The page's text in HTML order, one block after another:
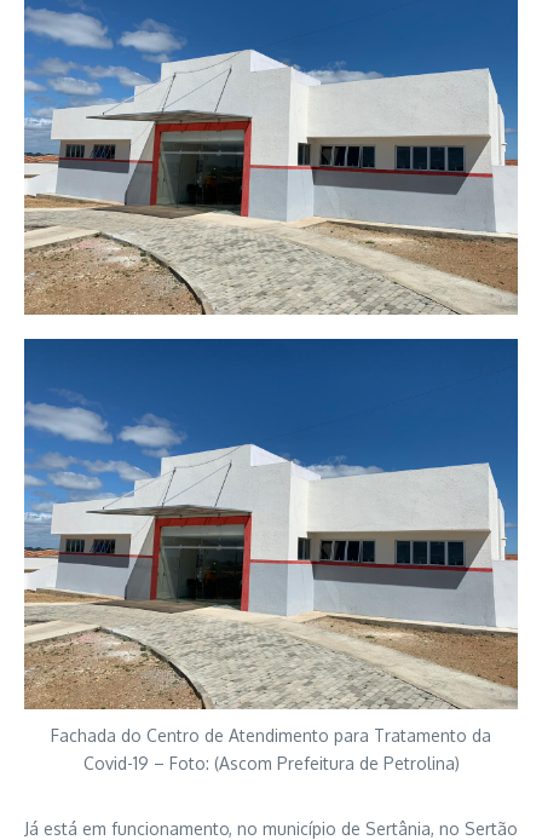
Fachada do Centro de Atendimento para Tratamento da
Covid-19 – Foto: (Ascom Prefeitura de Petrolina)
Já está em funcionamento, no município de Sertânia, no Sertão